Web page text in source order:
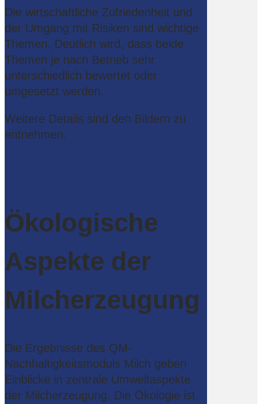
Die wirtschaftliche Zufriedenheit und
der Umgang mit Risiken sind wichtige
Themen. Deutlich wird, dass beide
Themen je nach Betrieb sehr
unterschiedlich bewertet oder
umgesetzt werden.
Weitere Details sind den Bildern zu
entnehmen.
Ökologische
Aspekte der
Milcherzeugung
Die Ergebnisse des QM-
Nachhaltigkeitsmoduls Milch geben
Einblicke in zentrale Umweltaspekte
der Milcherzeugung. Die Ökologie ist